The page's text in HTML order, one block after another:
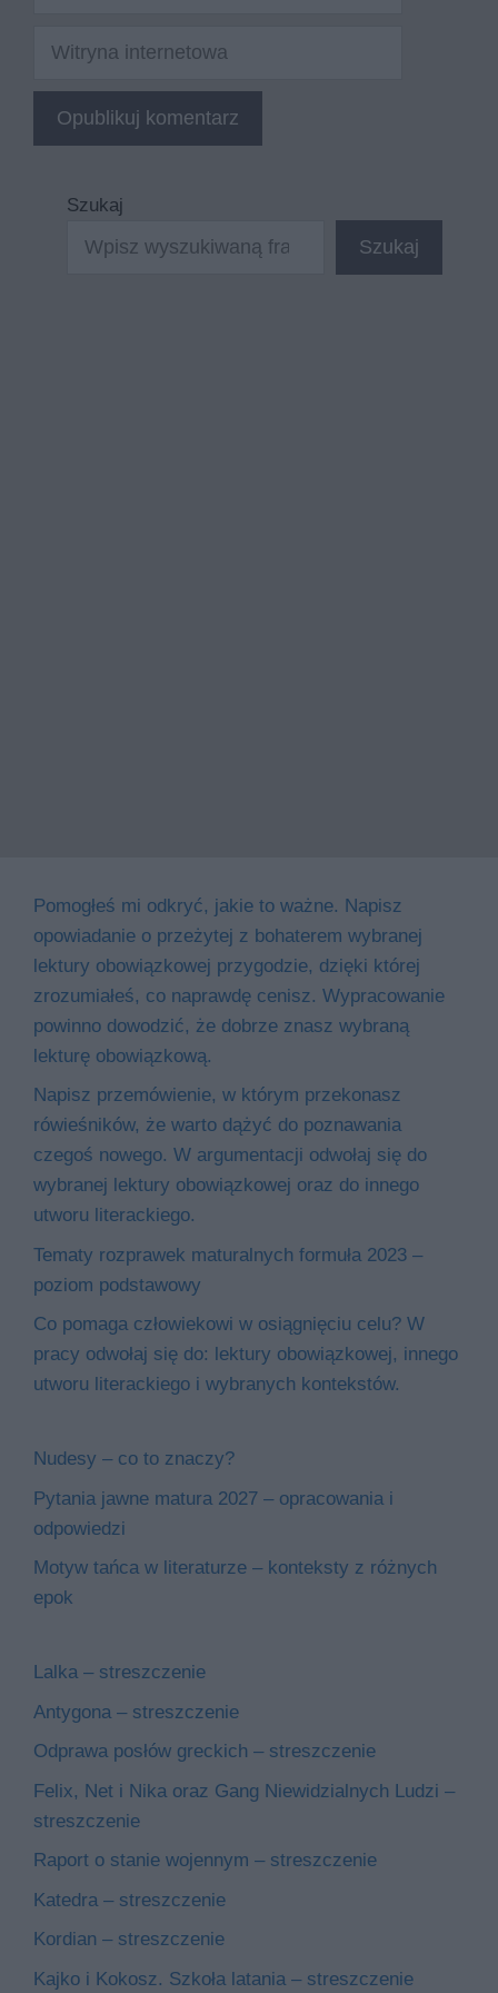
Witryna
internetowa
Szukaj
Szukaj
Pomogłeś mi odkryć, jakie to ważne. Napisz
opowiadanie o przeżytej z bohaterem wybranej
lektury obowiązkowej przygodzie, dzięki której
zrozumiałeś, co naprawdę cenisz. Wypracowanie
powinno dowodzić, że dobrze znasz wybraną
lekturę obowiązkową.
Napisz przemówienie, w którym przekonasz
rówieśników, że warto dążyć do poznawania
czegoś nowego. W argumentacji odwołaj się do
wybranej lektury obowiązkowej oraz do innego
utworu literackiego.
Tematy rozprawek maturalnych formuła 2023 –
poziom podstawowy
Co pomaga człowiekowi w osiągnięciu celu? W
pracy odwołaj się do: lektury obowiązkowej, innego
utworu literackiego i wybranych kontekstów.
Nudesy – co to znaczy?
Pytania jawne matura 2027 – opracowania i
odpowiedzi
Motyw tańca w literaturze – konteksty z różnych
epok
Lalka – streszczenie
Antygona – streszczenie
Odprawa posłów greckich – streszczenie
Felix, Net i Nika oraz Gang Niewidzialnych Ludzi –
streszczenie
Raport o stanie wojennym – streszczenie
Katedra – streszczenie
Kordian – streszczenie
Kajko i Kokosz. Szkoła latania – streszczenie